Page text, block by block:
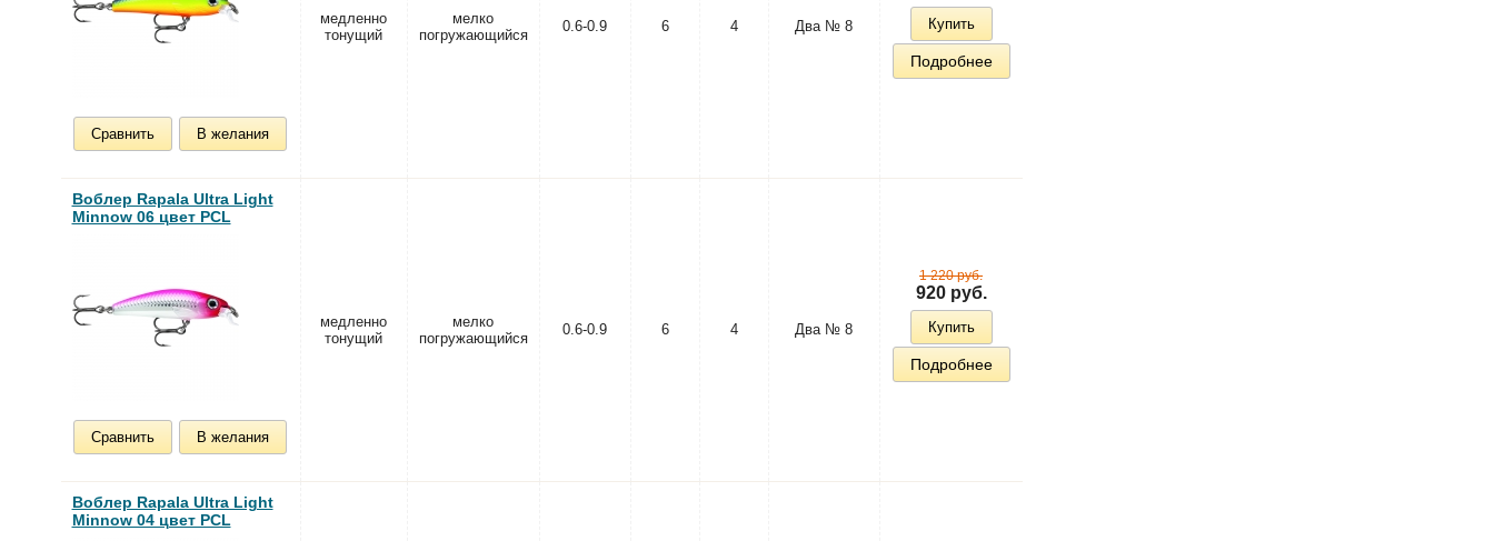
Сравнить В желания
медленно
тонущий
мелко
погружающийся
0.6-0.9 6 4 Два № 8 Купить
Подробнее
Воблер Rapala Ultra Light
Minnow 06 цвет PCL
Сравнить В желания
медленно
тонущий
мелко
погружающийся
0.6-0.9 6 4 Два № 8
1 220 руб.
920 руб.
Купить
Подробнее
Воблер Rapala Ultra Light
Minnow 04 цвет PCL